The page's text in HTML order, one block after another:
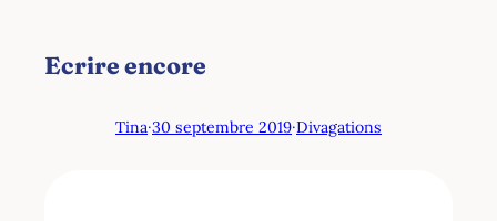
Ecrire encore
Tina·30 septembre 2019·Divagations